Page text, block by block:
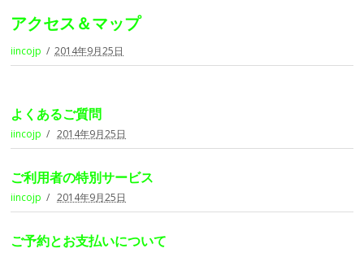
アクセス＆マップ
iincojp 2014年9月25日
よくあるご質問
iincojp 2014年9月25日
ご利用者の特別サービス
iincojp 2014年9月25日
ご予約とお支払いについて